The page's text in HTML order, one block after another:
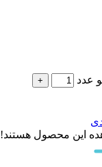
عدد
این محصول هستند!